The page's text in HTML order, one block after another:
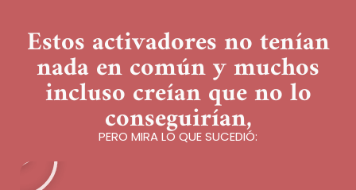
Estos activadores no tenían
nada en común y muchos
incluso creían que no lo
conseguirían,
PERO MIRA LO QUE SUCEDIÓ: